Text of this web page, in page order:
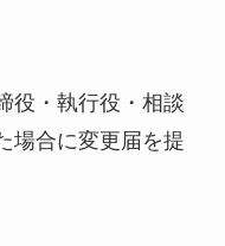
役・執行役・相談
場合に変更届を提